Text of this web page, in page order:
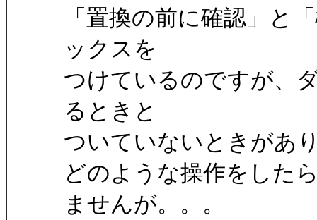
「置換の前に確認」と
ックスを
つけているのですが、
るときと
ついていないときがあ
どのような操作をした
ませんが。。。